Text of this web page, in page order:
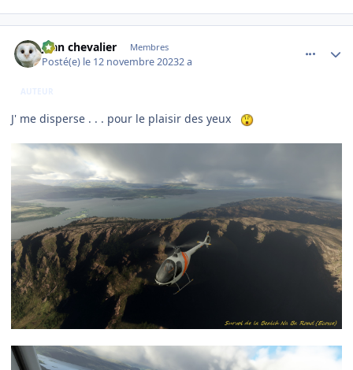
jean chevalier Membres
Posté(e) le 12 novembre 20232 a
AUTEUR
J' me disperse . . . pour le plaisir des yeux